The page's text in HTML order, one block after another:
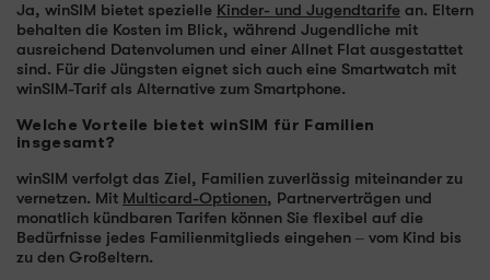
Ja, winSIM bietet spezielle Kinder- und Jugendtarife an. Eltern
behalten die Kosten im Blick, während Jugendliche mit
ausreichend Datenvolumen und einer Allnet Flat ausgestattet
sind. Für die Jüngsten eignet sich auch eine Smartwatch mit
winSIM-Tarif als Alternative zum Smartphone.
Welche Vorteile bietet winSIM für Familien
insgesamt?
winSIM verfolgt das Ziel, Familien zuverlässig miteinander zu
vernetzen. Mit Multicard-Optionen, Partnerverträgen und
monatlich kündbaren Tarifen können Sie flexibel auf die
Bedürfnisse jedes Familienmitglieds eingehen – vom Kind bis
zu den Großeltern.